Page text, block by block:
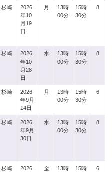
杉崎
2026
年10
月19
日
月
13時
00分
15時
30分
8
杉崎
2026
年10
月28
日
水
13時
00分
15時
30分
8
杉崎
2026
年9月
14日
月
13時
00分
15時
30分
6
杉崎
2026
年9月
30日
水
13時
00分
15時
30分
8
杉崎
2026
金
13時
15時
6